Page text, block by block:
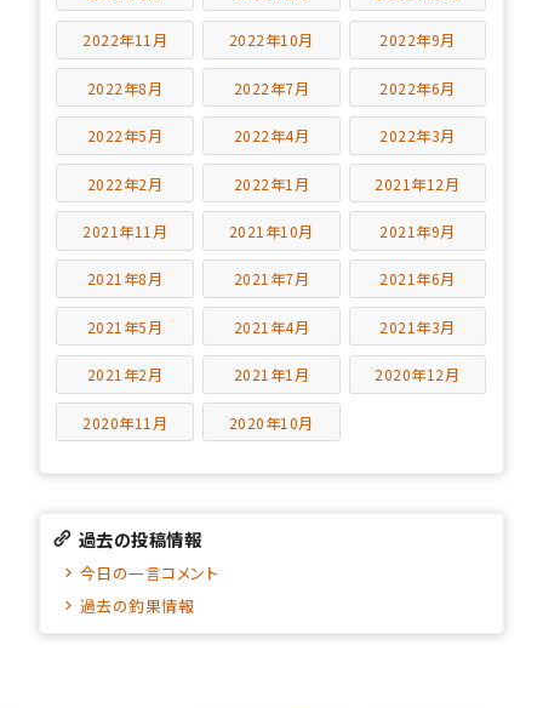
2022年11月 2022年10月 2022年9月
2022年8月 2022年7月 2022年6月
2022年5月 2022年4月 2022年3月
2022年2月 2022年1月 2021年12月
2021年11月 2021年10月 2021年9月
2021年8月 2021年7月 2021年6月
2021年5月 2021年4月 2021年3月
2021年2月 2021年1月 2020年12月
2020年11月 2020年10月
過去の投稿情報
今日の一言コメント
過去の釣果情報